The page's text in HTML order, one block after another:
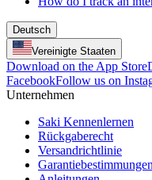
Deutsch
Vereinigte Staaten
Download on the App Store
FacebookFollow us on
Unternehmen
Saki Kennenlernen
Rückgaberecht
Versandrichtlinie
Garantiebestimmungen